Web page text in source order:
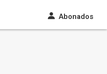
Abonados